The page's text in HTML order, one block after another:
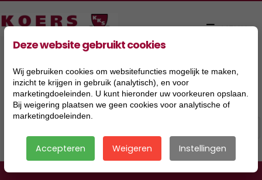
Deze website gebruikt cookies
Wij gebruiken cookies om websitefuncties mogelijk te maken,
inzicht te krijgen in gebruik (analytisch), en voor
marketingdoeleinden. U kunt hieronder uw voorkeuren opslaan.
Bij weigering plaatsen we geen cookies voor analytische of
marketingdoeleinden.
Accepteren Weigeren Instellingen